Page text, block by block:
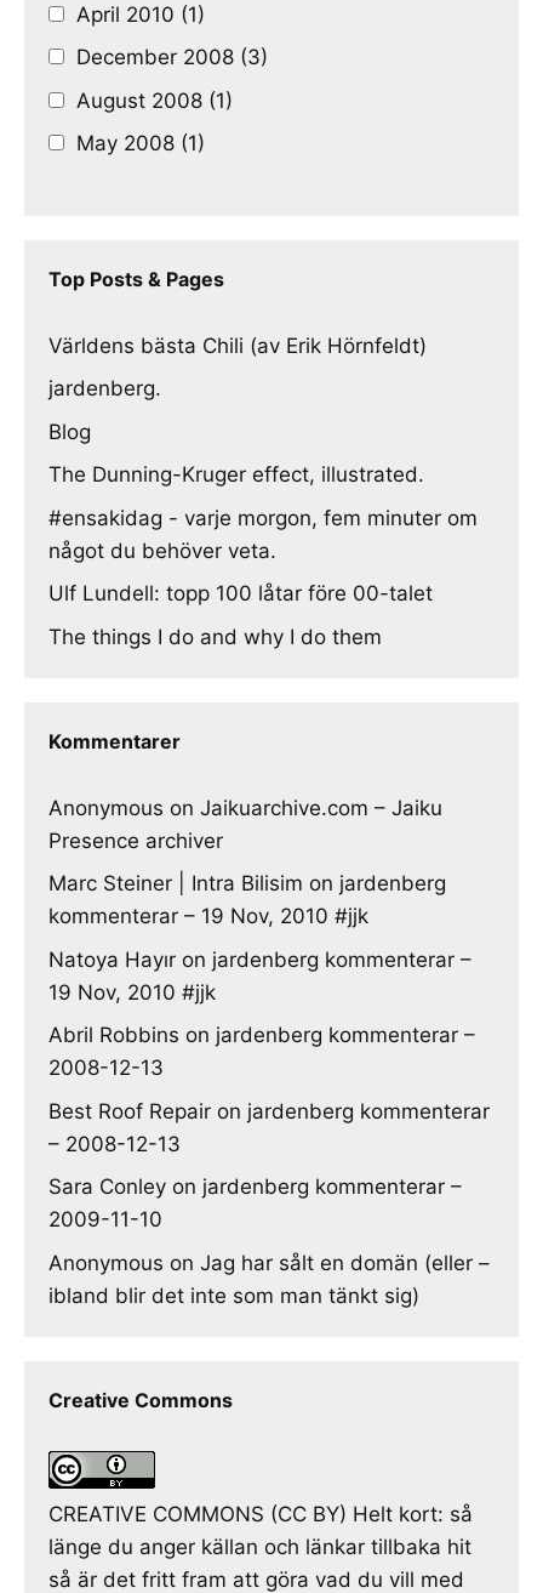
April 2010 (1)
December 2008 (3)
August 2008 (1)
May 2008 (1)
Top Posts & Pages
Världens bästa Chili (av Erik Hörnfeldt)
jardenberg.
Blog
The Dunning-Kruger effect, illustrated.
#ensakidag - varje morgon, fem minuter om
något du behöver veta.
Ulf Lundell: topp 100 låtar före 00-talet
The things I do and why I do them
Kommentarer
Anonymous on Jaikuarchive.com – Jaiku
Presence archiver
Marc Steiner | Intra Bilisim on jardenberg
kommenterar – 19 Nov, 2010 #jjk
Natoya Hayır on jardenberg kommenterar –
19 Nov, 2010 #jjk
Abril Robbins on jardenberg kommenterar –
2008-12-13
Best Roof Repair on jardenberg kommenterar
– 2008-12-13
Sara Conley on jardenberg kommenterar –
2009-11-10
Anonymous on Jag har sålt en domän (eller –
ibland blir det inte som man tänkt sig)
Creative Commons
CREATIVE COMMONS (CC BY) Helt kort: så
länge du anger källan och länkar tillbaka hit
så är det fritt fram att göra vad du vill med